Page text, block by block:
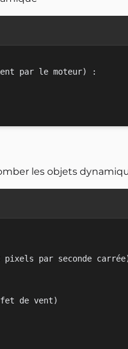
par le moteur) :
les objets
par seconde
de vent)